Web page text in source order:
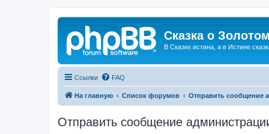
Сказка о
В Сказке истина, а в Истине
Ссылки FAQ
На главную Список форумов Отправить сообщение
Отправить сообщение